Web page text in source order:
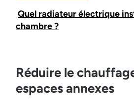
Quel radiateur électrique
chambre ?
Réduire le
espaces annexes